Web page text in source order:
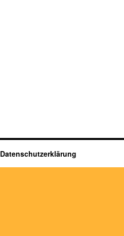
Datenschutzerklärung